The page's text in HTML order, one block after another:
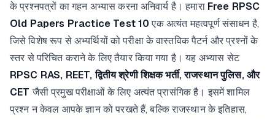
के प्रश्नपत्रों का गहन अभ्यास करना अनिवार्य है। हमारा Free RPSC
Old Papers Practice Test 10 एक अत्यंत महत्वपूर्ण संसाधन है,
जिसे विशेष रूप से अभ्यर्थियों को परीक्षा के वास्तविक पैटर्न और प्रश्नों के
स्तर से परिचित कराने के लिए तैयार किया गया है। यह अभ्यास सेट
RPSC RAS, REET, द्वितीय श्रेणी शिक्षक भर्ती, राजस्थान पुलिस, और
CET जैसी प्रमुख परीक्षाओं के लिए अत्यंत प्रासंगिक है। इसमें शामिल
प्रश्न न केवल आपके ज्ञान को परखते हैं, बल्कि राजस्थान के इतिहास,